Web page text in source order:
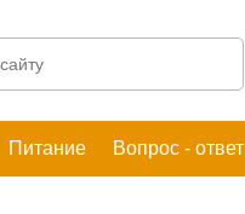
Питание Вопрос - ответ